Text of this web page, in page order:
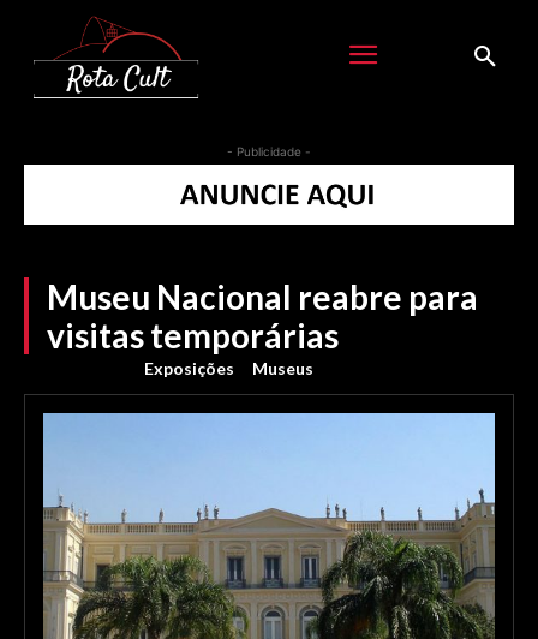
- Publicidade -
Museu Nacional reabre para
visitas temporárias
Exposições Museus